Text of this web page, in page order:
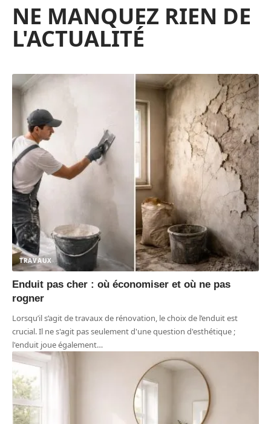
NE MANQUEZ RIEN DE
L'ACTUALITÉ
TRAVAUX
Enduit pas cher : où économiser et où ne pas
rogner
Lorsqu’il s’agit de travaux de rénovation, le choix de l’enduit est
crucial. Il ne s'agit pas seulement d'une question d'esthétique ;
l'enduit joue également…